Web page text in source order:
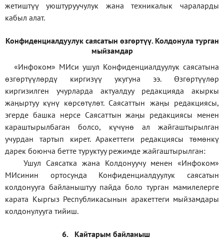
жетиштүү уюштуруучулук жана техникалык чараларды
кабыл алат.
Конфиденциалдуулук саясатын өзгөртүү. Колдонула турган
мыйзамдар
«Инфоком» МИси ушул Конфиденциалдуулук саясатына
өзгөртүүлөрдү киргизүү укугуна ээ. Өзгөртүүлөр
киргизилген учурларда актуалдуу редакцияда акыркы
жаңыртуу күнү көрсөтүлөт. Саясаттын жаңы редакциясы,
эгерде башка нерсе Саясаттын жаңы редакциясы менен
караштырылбаган болсо, күчүнө ал жайгаштырылган
учурдан тартып кирет. Аракеттеги редакциясы төмөнкү
дарек боюнча бетте туруктуу режимде жайгаштырылган:
Ушул Саясатка жана Колдонуучу менен «Инфоком»
МИсинин ортосунда Конфиденциалдуулук саясатын
колдонууга байланыштуу пайда боло турган мамилелерге
карата Кыргыз Республикасынын аракеттеги мыйзамдары
колдонулууга тийиш.
6. Кайтарым байланыш